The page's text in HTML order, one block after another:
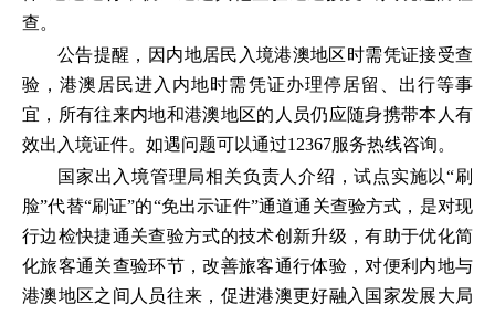
查。
公告提醒，因内地居民入境港澳地区时需凭证接受查
验，港澳居民进入内地时需凭证办理停居留、出行等事
宜，所有往来内地和港澳地区的人员仍应随身携带本人有
效出入境证件。如遇问题可以通过12367服务热线咨询。
国家出入境管理局相关负责人介绍，试点实施以“刷
脸”代替“刷证”的“免出示证件”通道通关查验方式，是对现
行边检快捷通关查验方式的技术创新升级，有助于优化简
化旅客通关查验环节，改善旅客通行体验，对便利内地与
港澳地区之间人员往来，促进港澳更好融入国家发展大局